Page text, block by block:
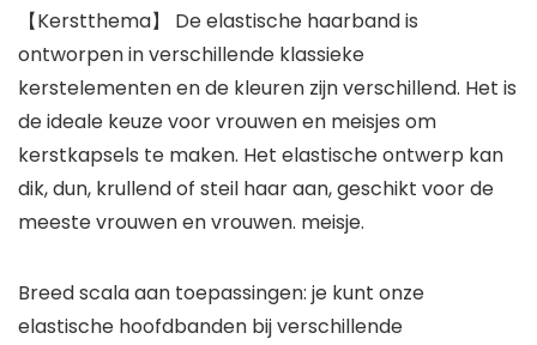
【Kerstthema】 De elastische haarband is
ontworpen in verschillende klassieke
kerstelementen en de kleuren zijn verschillend. Het is
de ideale keuze voor vrouwen en meisjes om
kerstkapsels te maken. Het elastische ontwerp kan
dik, dun, krullend of steil haar aan, geschikt voor de
meeste vrouwen en vrouwen. meisje.
Breed scala aan toepassingen: je kunt onze
elastische hoofdbanden bij verschillende